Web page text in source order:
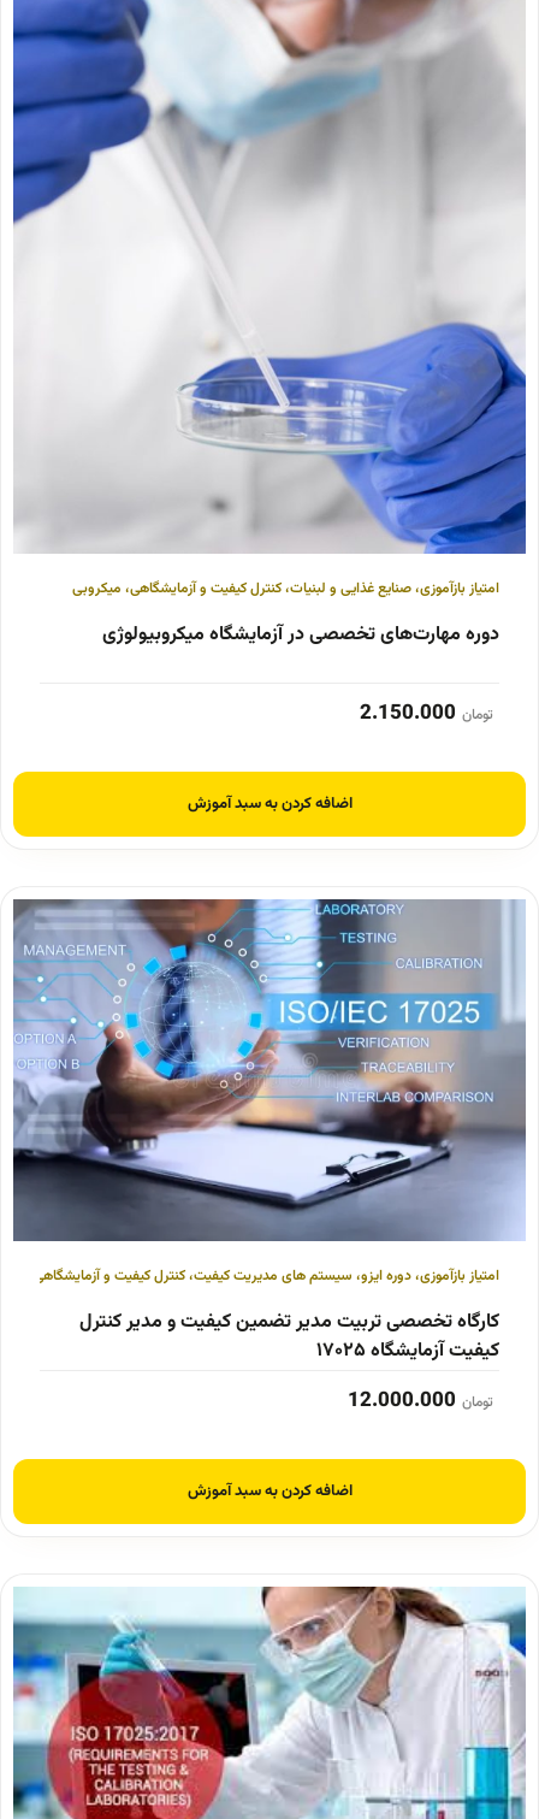
امتیاز بازآموزی،صنایع غذایی و لبنیات،کنترل کیفیت و آزمایشگاهی، میکروبی
دوره مهارت‌های تخصصی در آزمایشگاه میکروبیولوژی
تومان 2.150.000
اضافه کردن به سبد آموزش
امتیاز بازآموزی،دوره ایزو، سیستم های مدیریت کیفیت،کنترل کیفیت و آزمایشگاهی
کارگاه تخصصی تربیت مدیر تضمین کیفیت و مدیر کنترل
کیفیت آزمایشگاه ۱۷۰۲۵
تومان 12.000.000
اضافه کردن به سبد آموزش